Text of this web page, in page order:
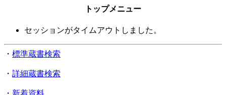
トップメニュー
セッションがタイムアウトしました。
・ 標準蔵書検索
・ 詳細蔵書検索